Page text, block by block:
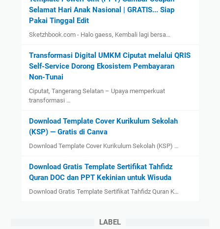
Selamat Hari Anak Nasional | GRATIS... Siap
Pakai Tinggal Edit
Sketzhbook.com - Halo gaess, Kembali lagi bersa…
Transformasi Digital UMKM Ciputat melalui QRIS
Self-Service Dorong Ekosistem Pembayaran
Non-Tunai
Ciputat, Tangerang Selatan – Upaya memperkuat
transformasi …
Download Template Cover Kurikulum Sekolah
(KSP) — Gratis di Canva
Download Template Cover Kurikulum Sekolah (KSP) …
Download Gratis Template Sertifikat Tahfidz
Quran DOC dan PPT Kekinian untuk Wisuda
Download Gratis Template Sertifikat Tahfidz Quran K…
LABEL